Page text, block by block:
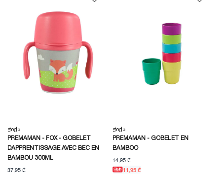
Ჭიქა
PREMAMAN - FOX - GOBELET
DAPPRENTISSAGE AVEC BEC EN
BAMBOU 300ML
37,95 ₾
Ჭიქა
PREMAMAN - GOBELET EN
BAMBOO
14,95 ₾
11,95 ₾